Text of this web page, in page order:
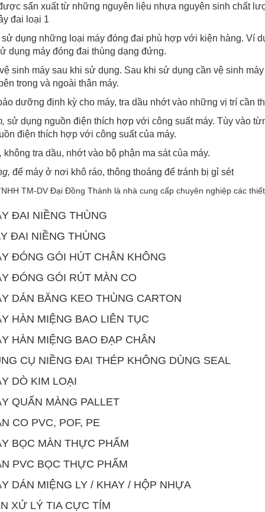
sẩn xuất từ những nguyên liệu nhựa nguyên sinh chất
đai loại 1
sử dụng những loại máy đóng đai phù hợp với kiện hàng. Ví
dụng máy đóng đai thùng dạng đứng.
vệ sinh máy sau khi sử dụng. Sau khi sử dụng cần vệ sinh
trong và ngoài thân máy.
dưỡng định kỳ cho máy, tra dầu nhớt vào những vị trí cần
sử dụng nguồn điện thích hợp với công suất máy. Tùy vào
điện thích hợp với công suất của máy.
không tra dầu, nhớt vào bộ phận ma sát của máy.
để máy ở nơi khô ráo, thông thoáng để tránh bị gỉ sét
TM-DV Đại Đồng Thành là nhà cung cấp chuyên nghiệp các
ĐAI NIỀNG THÙNG
ĐAI NIỀNG THÙNG
ĐÓNG GÓI HÚT CHÂN KHÔNG
ĐÓNG GÓI RÚT MÀN CO
DÁN BĂNG KEO THÙNG CARTON
HÀN MIỆNG BAO LIÊN TỤC
HÀN MIỆNG BAO ĐẠP CHÂN
CỤ NIỀNG ĐAI THÉP KHÔNG DÙNG SEAL
DÒ KIM LOẠI
QUẤN MÀNG PALLET
CO PVC, POF, PE
BỌC MÀN THỰC PHẨM
PVC BỌC THỰC PHẨM
DÁN MIỆNG LY / KHAY / HỘP NHỰA
XỬ LÝ TIA CỰC TÍM